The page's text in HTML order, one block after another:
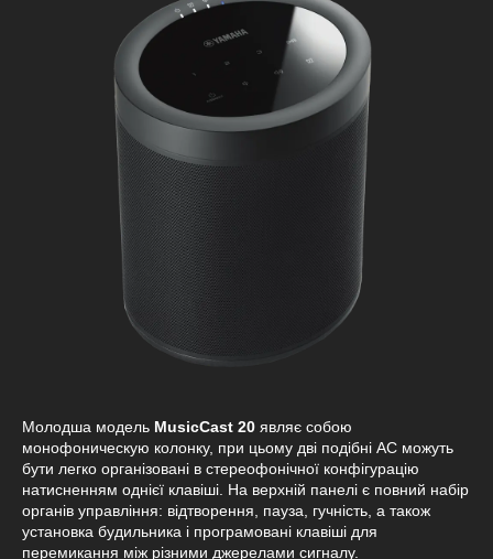
Молодша модель MusicCast 20 являє собою
монофоническую колонку, при цьому дві подібні АС можуть
бути легко організовані в стереофонічної конфігурацію
натисненням однієї клавіші. На верхній панелі є повний набір
органів управління: відтворення, пауза, гучність, а також
установка будильника і програмовані клавіші для
перемикання між різними джерелами сигналу.